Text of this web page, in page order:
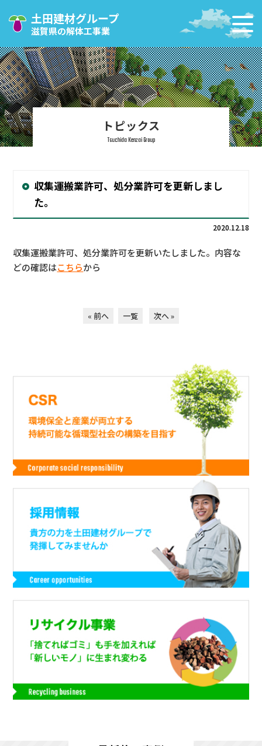
土田建材グループ
滋賀県の解体工事業
トピックス
Tsuchida Kenzai Group
収集運搬業許可、処分業許可を更新しまし
た。
2020.12.18
収集運搬業許可、処分業許可を更新いたしました。内容な
どの確認はこちらから
« 前へ 一覧 次へ »